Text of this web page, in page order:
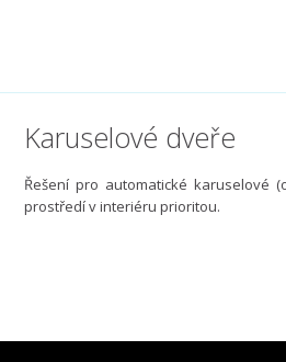
Karuselové dveře
Řešení pro automatické karuselové
prostředí v interiéru prioritou.